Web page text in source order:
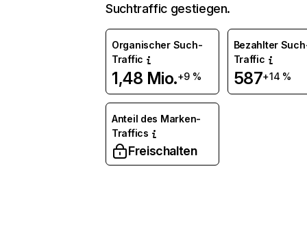
Suchtraffic gestiegen.
Organischer Such-
Traffic
1,48 Mio.+9 %
Bezahlter
Traffic
587+14 %
Anteil des Marken-
Traffics
Freischalten